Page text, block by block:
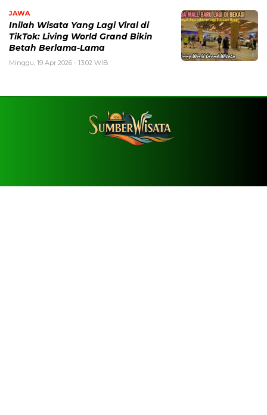
JAWA
Inilah Wisata Yang Lagi Viral di
TikTok: Living World Grand Bikin
Betah Berlama-Lama
Minggu, 19 Apr 2026 - 13:02 WIB